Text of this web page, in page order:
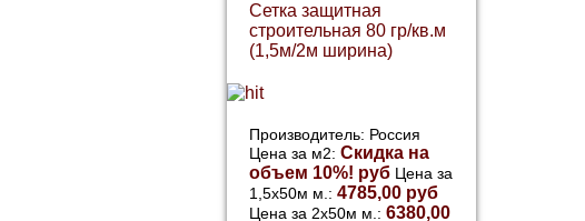
Сетка защитная
строительная 80 гр/кв.м
(1,5м/2м ширина)
Производитель: Россия
Цена за м2: Скидка на
объем 10%! руб Цена за
1,5х50м м.: 4785,00 руб
Цена за 2х50м м.: 6380,00